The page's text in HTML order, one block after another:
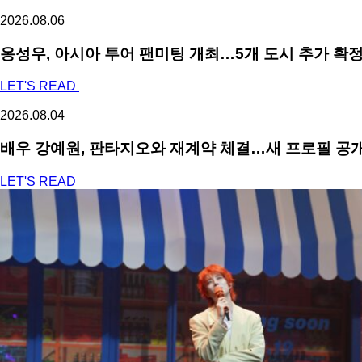
2026.08.06
옹성우, 아시아 투어 팬미팅 개최…5개 도시 추가 확
LET'S READ
2026.08.04
배우 강예원, 판타지오와 재계약 체결…새 프로필 공
LET'S READ